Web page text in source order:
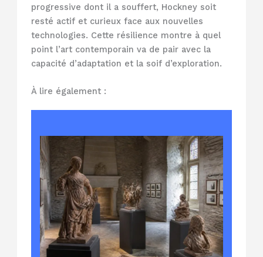
progressive dont il a souffert, Hockney soit
resté actif et curieux face aux nouvelles
technologies. Cette résilience montre à quel
point l’art contemporain va de pair avec la
capacité d’adaptation et la soif d’exploration.
À lire également :